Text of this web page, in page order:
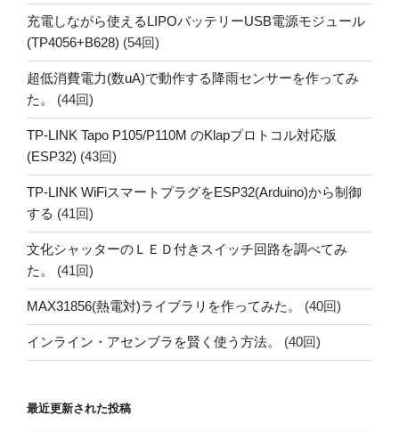
充電しながら使えるLIPOバッテリーUSB電源モジュール
(TP4056+B628) (54回)
超低消費電力(数uA)で動作する降雨センサーを作ってみ
た。
(44回)
TP-LINK Tapo P105/P110M のKlapプロトコル対応版
(ESP32) (43回)
TP-LINK WiFiスマートプラグをESP32(Arduino)から制御
する (41回)
文化シャッターのＬＥＤ付きスイッチ回路を調べてみ
た。
(41回)
MAX31856(熱電対)ライブラリを作ってみた。 (40回)
インライン・アセンブラを賢く使う方法。 (40回)
最近更新された投稿